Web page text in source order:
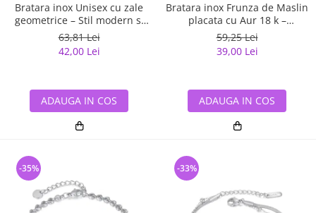
Bratara inox Unisex cu zale
geometrice – Stil modern si
eleganta metalica
63,81 Lei
42,00 Lei
ADAUGA IN COS
Bratara inox Frunza de Maslin
placata cu Aur 18 k –
Stralucire si Eleganta
Naturala
59,25 Lei
39,00 Lei
ADAUGA IN COS
-35% -33%